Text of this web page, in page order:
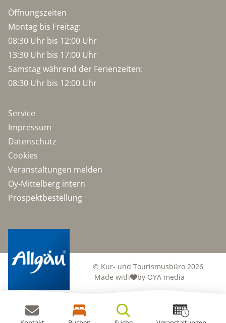
Öffnungszeiten
Montag bis Freitag:
08:30 Uhr bis 12:00 Uhr
13:30 Uhr bis 17:00 Uhr
Samstag während der Ferienzeiten:
08:30 Uhr bis 12:00 Uhr
Service
Impressum
Datenschutz
Cookies
Veranstaltungen melden
Oy-Mittelberg intern
Prospektbestellung
© Kur- und Tourismusbüro 2026
Made with
by OYA media